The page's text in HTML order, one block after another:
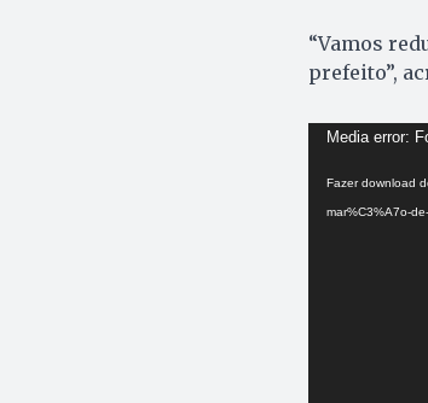
“Vamos
prefeito”,
Tocador
vídeo
Media error:
Fazer download
mar%C3%A7o-